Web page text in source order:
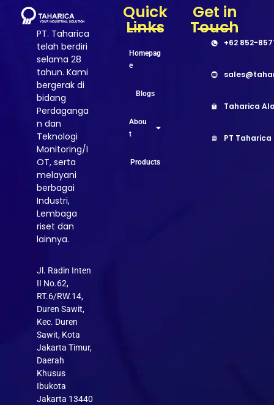
PT. Taharica
telah berdiri
selama 28
tahun. Kami
bergerak di
bidang
Perdaganga
n dan
Teknologi
Monitoring/I
OT, serta
melayani
berbagai
Industri,
Lembaga
riset dan
lainnya.
Jl. Radin Inten
II No.62,
RT.6/RW.14,
Duren Sawit,
Kec. Duren
Sawit, Kota
Jakarta Timur,
Daerah
Khusus
Ibukota
Jakarta 13440
Quick
Links
Homepag
e
Blogs
Abou
t
Products
Get in
Touch
+62 852-
Taharica
PT Taharica